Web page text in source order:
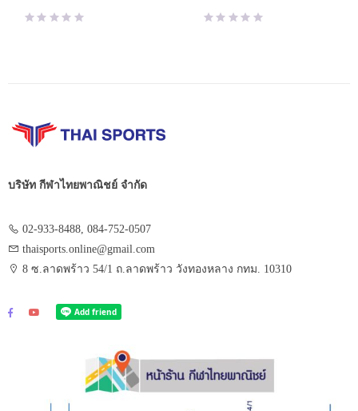
บริษัท กีฬาไทยพาณิชย์ จำกัด
02-933-8488, 084-752-0507
thaisports.online@gmail.com
8 ซ.ลาดพร้าว 54/1 ถ.ลาดพร้าว วังทองหลาง กทม. 10310